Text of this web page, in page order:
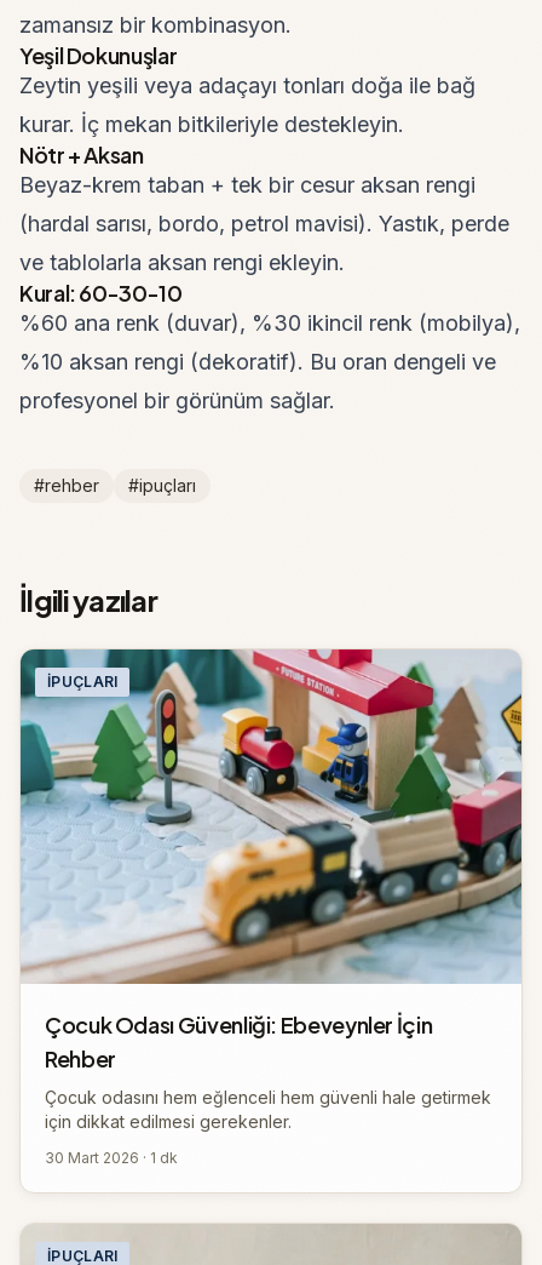
zamansız bir kombinasyon.
Yeşil Dokunuşlar
Zeytin yeşili veya adaçayı tonları doğa ile bağ
kurar. İç mekan bitkileriyle destekleyin.
Nötr + Aksan
Beyaz-krem taban + tek bir cesur aksan rengi
(hardal sarısı, bordo, petrol mavisi). Yastık, perde
ve tablolarla aksan rengi ekleyin.
Kural: 60-30-10
%60 ana renk (duvar), %30 ikincil renk (mobilya),
%10 aksan rengi (dekoratif). Bu oran dengeli ve
profesyonel bir görünüm sağlar.
#rehber #ipuçları
İlgili yazılar
İPUÇLARI
Çocuk Odası Güvenliği: Ebeveynler İçin
Rehber
Çocuk odasını hem eğlenceli hem güvenli hale getirmek
için dikkat edilmesi gerekenler.
30 Mart 2026 · 1 dk
İPUÇLARI